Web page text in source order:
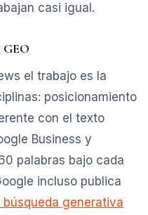
casi igual.
el trabajo es la
posicionamiento
con el texto
Business y
palabras bajo cada
incluso publica
generativa